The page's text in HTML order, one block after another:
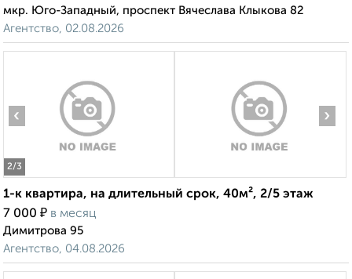
мкр. Юго-Западный, проспект Вячеслава Клыкова 82
Агентство, 02.08.2026
2/3
‹ ›
1-к квартира, на длительный срок, 40м², 2/5 этаж
7 000 ₽ в месяц
Димитрова 95
Агентство, 04.08.2026